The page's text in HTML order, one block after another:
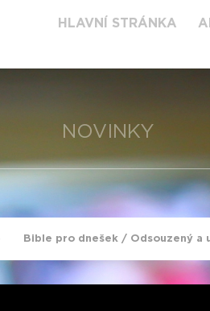
HLAVNÍ STRÁNKA
NOVINKY
Bible pro dnešek / Odsouzený a